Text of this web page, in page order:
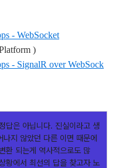
- WebSocket
)
- SignalR over WebSock
답은 아닙니다. 진실이라고 생
지 않았던 다른 이면 때문에
환 되는게 역사적으로도 많
황에서 최선의 답을 찾고자 노